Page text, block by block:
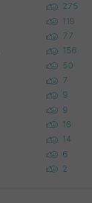
275
119
77
156
50
7
9
9
16
14
6
2